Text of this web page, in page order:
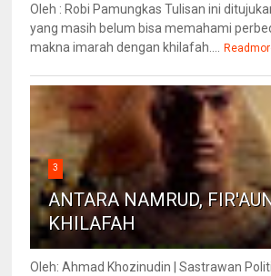
Oleh : Robi Pamungkas Tulisan ini
yang masih belum bisa memahami
makna imarah dengan khilafah....
3
ANTARA NAMRUD,
KHILAFAH
Oleh: Ahmad Khozinudin | Sastrawan